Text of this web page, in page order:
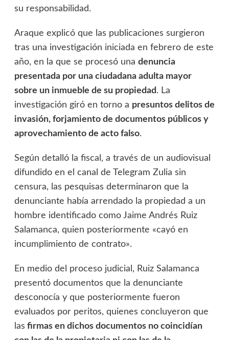
su responsabilidad.
Araque explicó que las publicaciones surgieron
tras una investigación iniciada en febrero de este
año, en la que se procesó una denuncia
presentada por una ciudadana adulta mayor
sobre un inmueble de su propiedad. La
investigación giró en torno a presuntos delitos de
invasión, forjamiento de documentos públicos y
aprovechamiento de acto falso.
Según detalló la fiscal, a través de un audiovisual
difundido en el canal de Telegram Zulia sin
censura, las pesquisas determinaron que la
denunciante había arrendado la propiedad a un
hombre identificado como Jaime Andrés Ruiz
Salamanca, quien posteriormente «cayó en
incumplimiento de contrato».
En medio del proceso judicial, Ruiz Salamanca
presentó documentos que la denunciante
desconocía y que posteriormente fueron
evaluados por peritos, quienes concluyeron que
las firmas en dichos documentos no coincidían